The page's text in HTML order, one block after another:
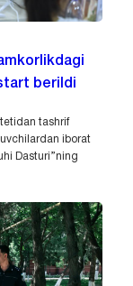
berildi
tashrif
iborat
Dasturi”ning